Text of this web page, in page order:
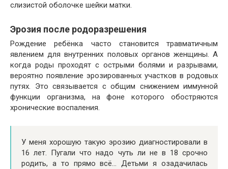
слизистой оболочке шейки матки.
Эрозия после родоразрешения
Рождение ребёнка часто становится травматичным
явлением для внутренних половых органов женщины. А
когда роды проходят с острыми болями и разрывами,
вероятно появление эрозированных участков в родовых
путях. Это связывается с общим снижением иммунной
функции организма, на фоне которого обостряются
хронические воспаления.
У меня хорошую такую эрозию диагностировали в
16 лет. Пугали что надо чуть ли не в 18 срочно
родить, а то прямо всё… Детьми я озадачилась